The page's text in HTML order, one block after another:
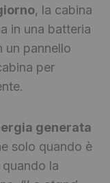
, la cabina
in una batteria
un pannello
per
generata
solo quando è
la